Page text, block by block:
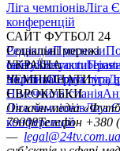
Ліга чемпіонівЛіга
конференцій
САЙТ ФУТБОЛ 24
РедакціяПрогнози
сайтуКонтакти
політикаСтруктура
Соціальні мережі
facebookxyoutube
УКРАЇНА
УкраїнаПерша ліга
ЧЕМПІОНАТИ
НімеччинаІспанія
ЄВРОКУБКИ
Ліга чемпіонівЛіга
конференцій
Онлайн-медіа
79008Телефон +380
— legal@24tv.com.ua